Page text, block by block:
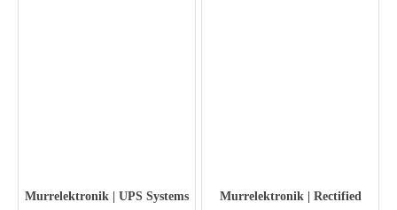
Murrelektronik | UPS Systems
Murrelektronik | Rectified